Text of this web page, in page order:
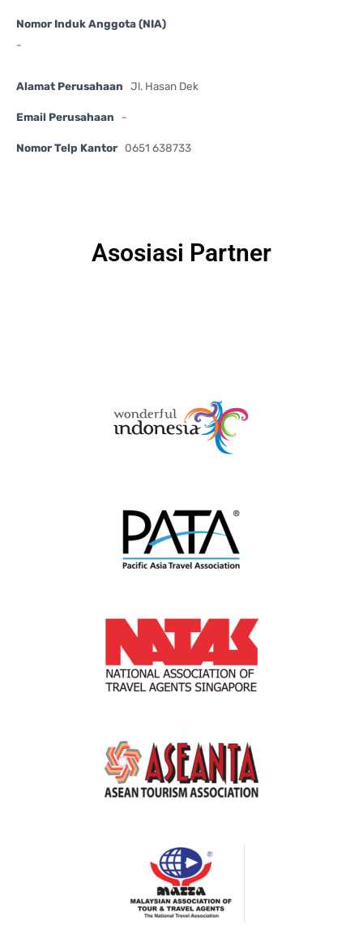
Nomor Induk Anggota (NIA)
-
Alamat Perusahaan Jl. Hasan Dek
Email Perusahaan -
Nomor Telp Kantor 0651 638733
Asosiasi Partner